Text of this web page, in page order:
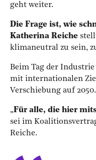
geht weiter.
Die Frage ist, wie
Katherina Reiche
klimaneutral zu sein,
Beim Tag der
mit internationalen
Verschiebung auf 2050.
„Für alle, die hier
sei im
Reiche.